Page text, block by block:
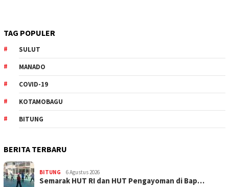
TAG POPULER
SULUT
MANADO
COVID-19
KOTAMOBAGU
BITUNG
BERITA TERBARU
BITUNG 6 Agustus 2026
Semarak HUT RI dan HUT Pengayoman di Bap…